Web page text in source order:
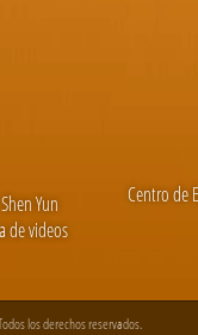
Yun
de videos
Centro de
los derechos reservados.